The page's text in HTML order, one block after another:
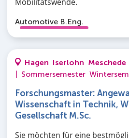
Automotive B.Eng.
Hagen Iserlohn Meschede
Sommersemester
Forschungsmaster:
Wissenschaft in Technik,
Gesellschaft M.Sc.
Sie möchten für eine